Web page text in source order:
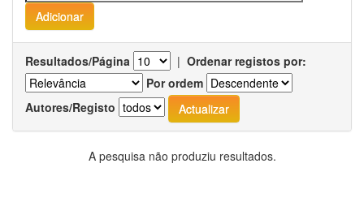
Resultados/Página | Ordenar registos por:
Por ordem
Autores/Registo
A pesquisa não produziu resultados.